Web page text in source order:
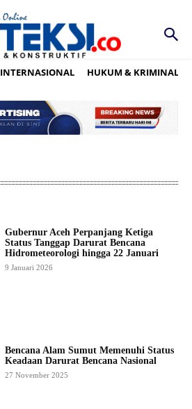
INTERNASIONAL HUKUM & KRIMINAL
Gubernur Aceh Perpanjang Ketiga
Status Tanggap Darurat Bencana
Hidrometeorologi hingga 22 Januari
9 Januari 2026
Bencana Alam Sumut Memenuhi Status
Keadaan Darurat Bencana Nasional
27 November 2025